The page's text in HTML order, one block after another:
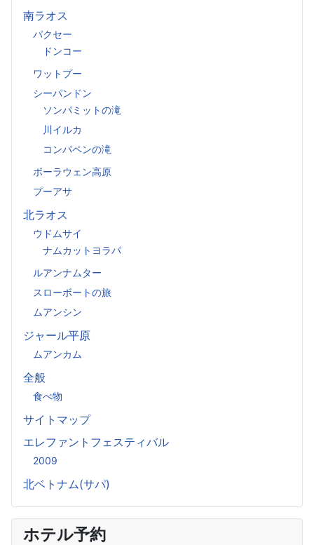
南ラオス
パクセー
ドンコー
ワットプー
シーパンドン
ソンパミットの滝
川イルカ
コンパペンの滝
ボーラウェン高原
プーアサ
北ラオス
ウドムサイ
ナムカットヨラパ
ルアンナムター
スローボートの旅
ムアンシン
ジャール平原
ムアンカム
全般
食べ物
サイトマップ
エレファントフェスティバル
2009
北ベトナム(サパ)
ホテル予約